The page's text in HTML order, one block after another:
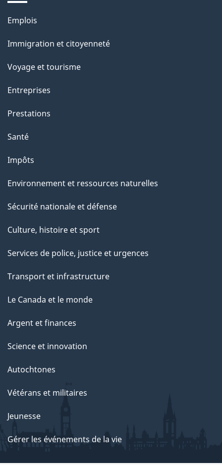
a
Thèmes
sujets
Emplois
Immigration et citoyenneté
Voyage et tourisme
Entreprises
Prestations
Santé
Impôts
Environnement et ressources naturelles
Sécurité nationale et défense
Culture, histoire et sport
Services de police, justice et urgences
Transport et infrastructure
Le Canada et le monde
Argent et finances
Science et innovation
Autochtones
Vétérans et militaires
Jeunesse
Gérer les événements de la vie